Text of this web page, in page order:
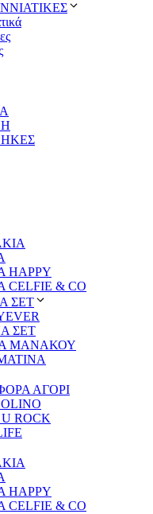
HAPPY
& CO
ΣΕΤ
ΣΕΤ
ΜΑΝΑΚΟΥ
ΑΓΟΡΙ
ROCK
HAPPY
& CO